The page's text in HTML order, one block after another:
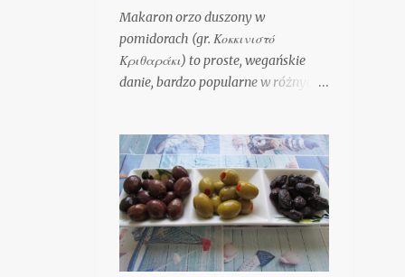
mieszanką orzechów włoskich i
pistacji, nasączonych masłem i
zalanych słodkim syropem. Masło
nie tylko nadaje ciastkom
zarumienić się podczas pieczenia.
Ciastka zalewa się syropem, które w
nie wsiąka. Niekiedy kucharze
dodatkowo polewają
Makaron orzo duszony w
pomidorach (gr. Κοκκινιστό
Κριθαράκι) to proste, wegańskie
danie, bardzo popularne w różnych
zwłaszcza gdy przygotowywane jest
z domowego makaronu i podawane
z kieliszkiem wina, na rozgrzanie.
Można też podawać z oliwkami,
kawałkiem fety, posypane zieleniną.
W niektórych miejscach